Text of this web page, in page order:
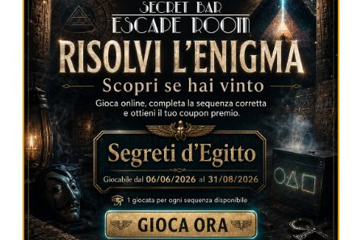
Utilizzo Escape Room oppure Secret Bar:
Note e informazioni: